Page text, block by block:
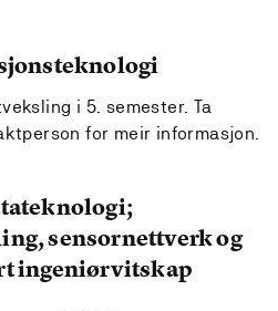
i 5. semester. Ta
for meir informasjon.
sensornettverk og
ingeniørvitskap